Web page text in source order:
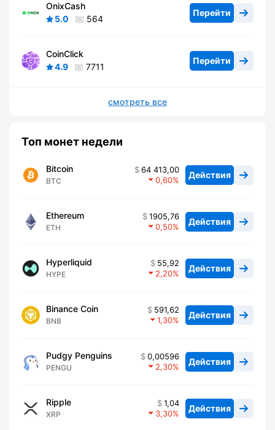
OnixCash
5.0
564
Перейти
CoinClick
4.9
7711
Перейти
смотреть все
Топ монет недели
Bitcoin
BTC
64 413,00
0,60
Действия
Ethereum
ETH
1905,76
0,50
Действия
Hyperliquid
HYPE
55,92
2,20
Действия
Binance Coin
BNB
591,62
1,30
Действия
Pudgy Penguins
PENGU
0,00596
2,30
Действия
Ripple
XRP
1,04
3,30
Действия